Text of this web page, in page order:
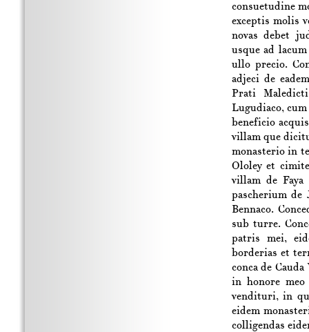
consuetudine
exceptis molis
novas debet
usque ad
ullo precio.
adjeci de
Prati
Lugudiaco,
beneficio
villam que
monasterio in
Ololey et
villam de
pascherium
Bennaco.
sub turre.
patris mei,
borderias et
conca de
in honore
vendituri, in
eidem
colligendas